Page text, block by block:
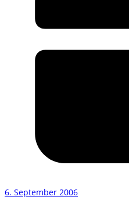
6. September 2006